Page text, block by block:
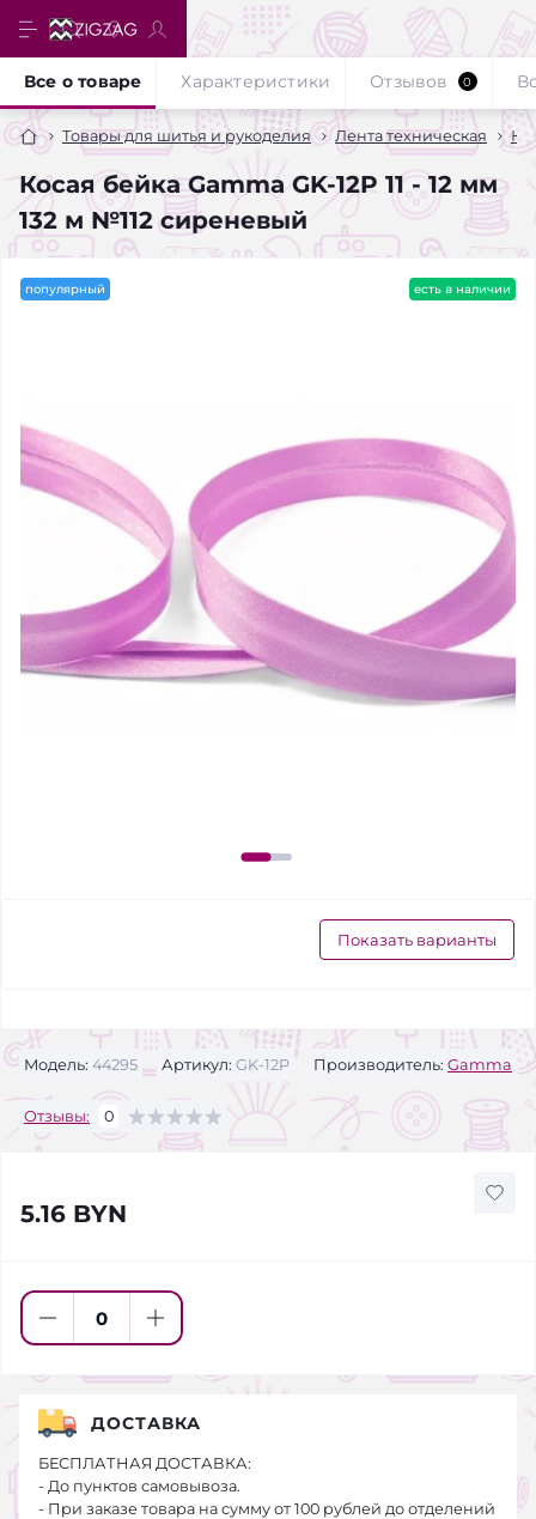
Товары для шитья и рукоделия Лента техническая
Косая бейка Gamma GK-12P 11 - 12 мм
132 м №112 сиреневый
Все о товаре Характеристики Отзывов 0
популярный есть в наличии
Показать варианты
Модель: 44295 Артикул: GK-12P Производитель: Gamma
Отзывы: 0
5.16 BYN
ДОСТАВКА
БЕСПЛАТНАЯ ДОСТАВКА:
- До пунктов самовывоза.
- При заказе товара на сумму от 100 рублей до отделений